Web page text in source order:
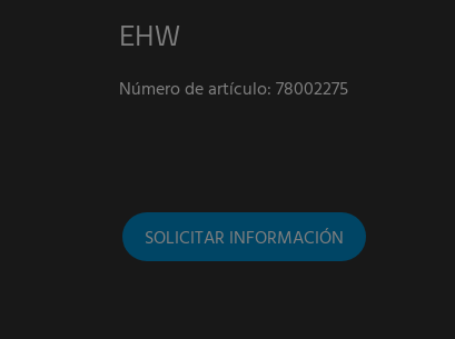
EHW
Número de artículo:78002275
SOLICITAR INFORMACIÓN